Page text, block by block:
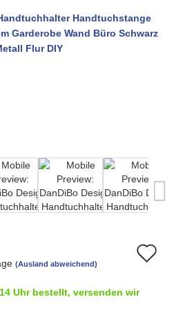
(Ausland abweichend)
Uhr bestellt, versenden wir